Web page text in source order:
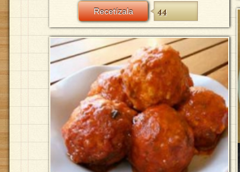
Recetízala 44